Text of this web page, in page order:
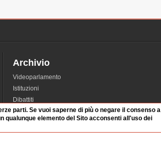
Archivio
Videoparlamento
Istituzioni
Dibattiti
Manifestazioni
Radicali
parti. Se vuoi saperne di più o negare il consenso a
qualunque elemento del Sito acconsenti all'uso dei